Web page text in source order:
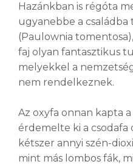
Hazánkban is régóta
ugyanebbe a családba
(Paulownia
faj olyan fantasztikus
melyekkel a
nem rendelkeznek.
Az oxyfa onnan kapta
érdemelte ki a
kétszer annyi szén-
mint más lombos fák,